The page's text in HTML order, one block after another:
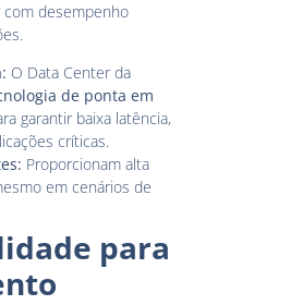
desempenho
O Data Center da
de ponta em
garantir baixa latência,
críticas.
Proporcionam alta
em cenários de
para